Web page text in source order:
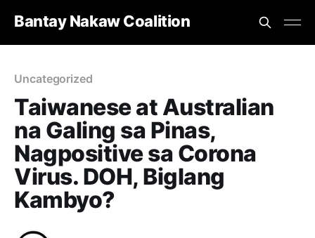
Bantay Nakaw Coalition
Uncategorized
Taiwanese at Australian
na Galing sa Pinas,
Nagpositive sa Corona
Virus. DOH, Biglang
Kambyo?